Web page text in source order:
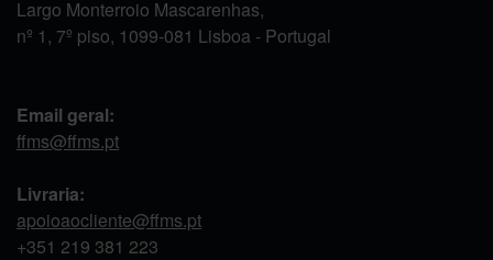
Largo Monterroio Mascarenhas,
nº 1, 7º piso, 1099-081 Lisboa - Portugal
Email geral:
ffms@ffms.pt
Livraria:
apoioaocliente@ffms.pt
+351 219 381 223